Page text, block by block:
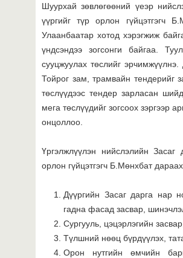
Шуурхай зөвлөгөөний үеэр
үүргийг түр орлон гүйцэтгэгч
Улаанбаатар хотод хэрэгжиж
үндсэндээ зогсонги байгаа.
сууцжуулах төслийг
Тойрог зам, трамвайн тендерийг
төслүүдээс тендер зарласан
мега төслүүдийг зогсоох зэргээр
онцоллоо.
Үргэлжлүүлэн нийслэлийн Засаг
орлон гүйцэтгэгч Б.Мөнхбат
Дүүргийн Засаг дарга нар
гадна фасад засвар,
Сургууль, цэцэрлэгийн
Түлшний нөөц бүрдүүлэх,
Орон нутгийн өмчийн